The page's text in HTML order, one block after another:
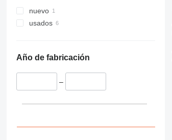
nuevo
usados
Año de fabricación
–